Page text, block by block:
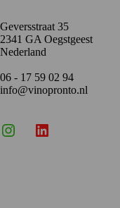
Geversstraat 35
2341 GA Oegstgeest
Nederland
06 - 17 59 02 94
info@vinopronto.nl
InstagramLinkedIn